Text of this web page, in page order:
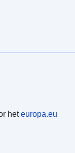
heteuropa.eu